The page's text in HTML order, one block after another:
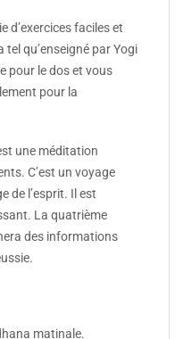
d’exercices faciles et
tel qu’enseigné par Yogi
pour le dos et vous
pour la
une méditation
C’est un voyage
de l’esprit. Il est
La quatrième
des informations
matinale.